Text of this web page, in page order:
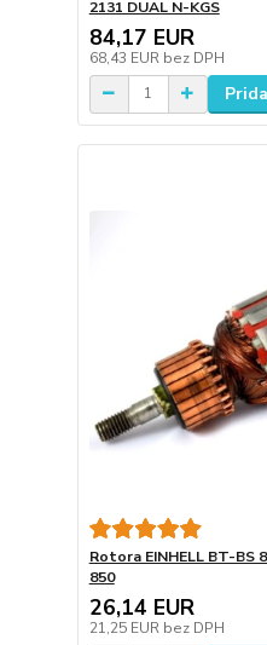
2131 DUAL N-KGS
84,17 EUR
68,43 EUR bez DPH
Rotora EINHELL BT-BS
850
26,14 EUR
21,25 EUR bez DPH